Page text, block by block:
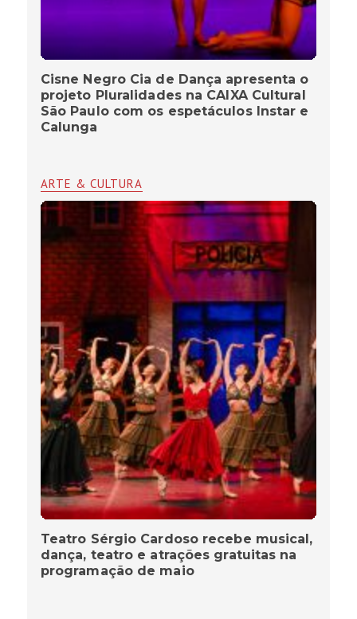
Cisne Negro Cia de Dança apresenta o
projeto Pluralidades na CAIXA Cultural
São Paulo com os espetáculos lnstar e
Calunga
ARTE & CULTURA
Teatro Sérgio Cardoso recebe musical,
dança, teatro e atrações gratuitas na
programação de maio